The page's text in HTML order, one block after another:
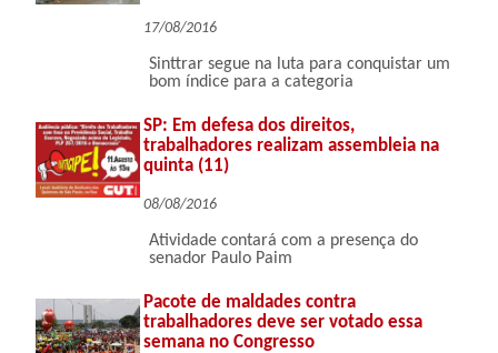
17/08/2016
Sinttrar segue na luta para conquistar um
bom índice para a categoria
SP: Em defesa dos direitos,
trabalhadores realizam assembleia na
quinta (11)
08/08/2016
Atividade contará com a presença do
senador Paulo Paim
Pacote de maldades contra
trabalhadores deve ser votado essa
semana no Congresso